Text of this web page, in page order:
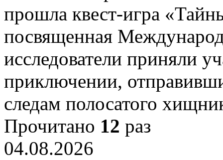
прошла квест-игра
посвященная
исследователи приняли
приключении,
следам полосатого
Прочитано 12 раз
04.08.2026